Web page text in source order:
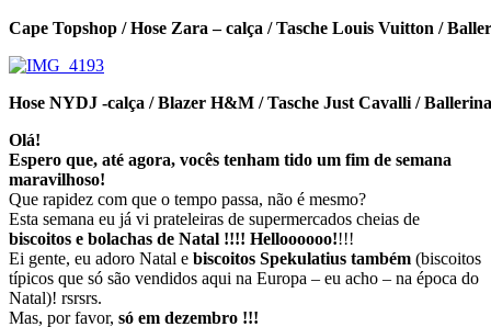
Cape Topshop / Hose Zara – calça / Tasche Louis Vuitton /
Hose NYDJ -calça / Blazer H&M / Tasche Just Cavalli /
Olá!
Espero que, até agora, vocês tenham tido um fim de semana
maravilhoso!
Que rapidez com que o tempo passa, não é mesmo?
Esta semana eu já vi prateleiras de supermercados cheias de
biscoitos e bolachas de Natal !!!! Helloooooo!!!!
Ei gente, eu adoro Natal e biscoitos Spekulatius também (biscoitos
típicos que só são vendidos aqui na Europa – eu acho – na época do
Natal)! rsrsrs.
Mas, por favor, só em dezembro !!!